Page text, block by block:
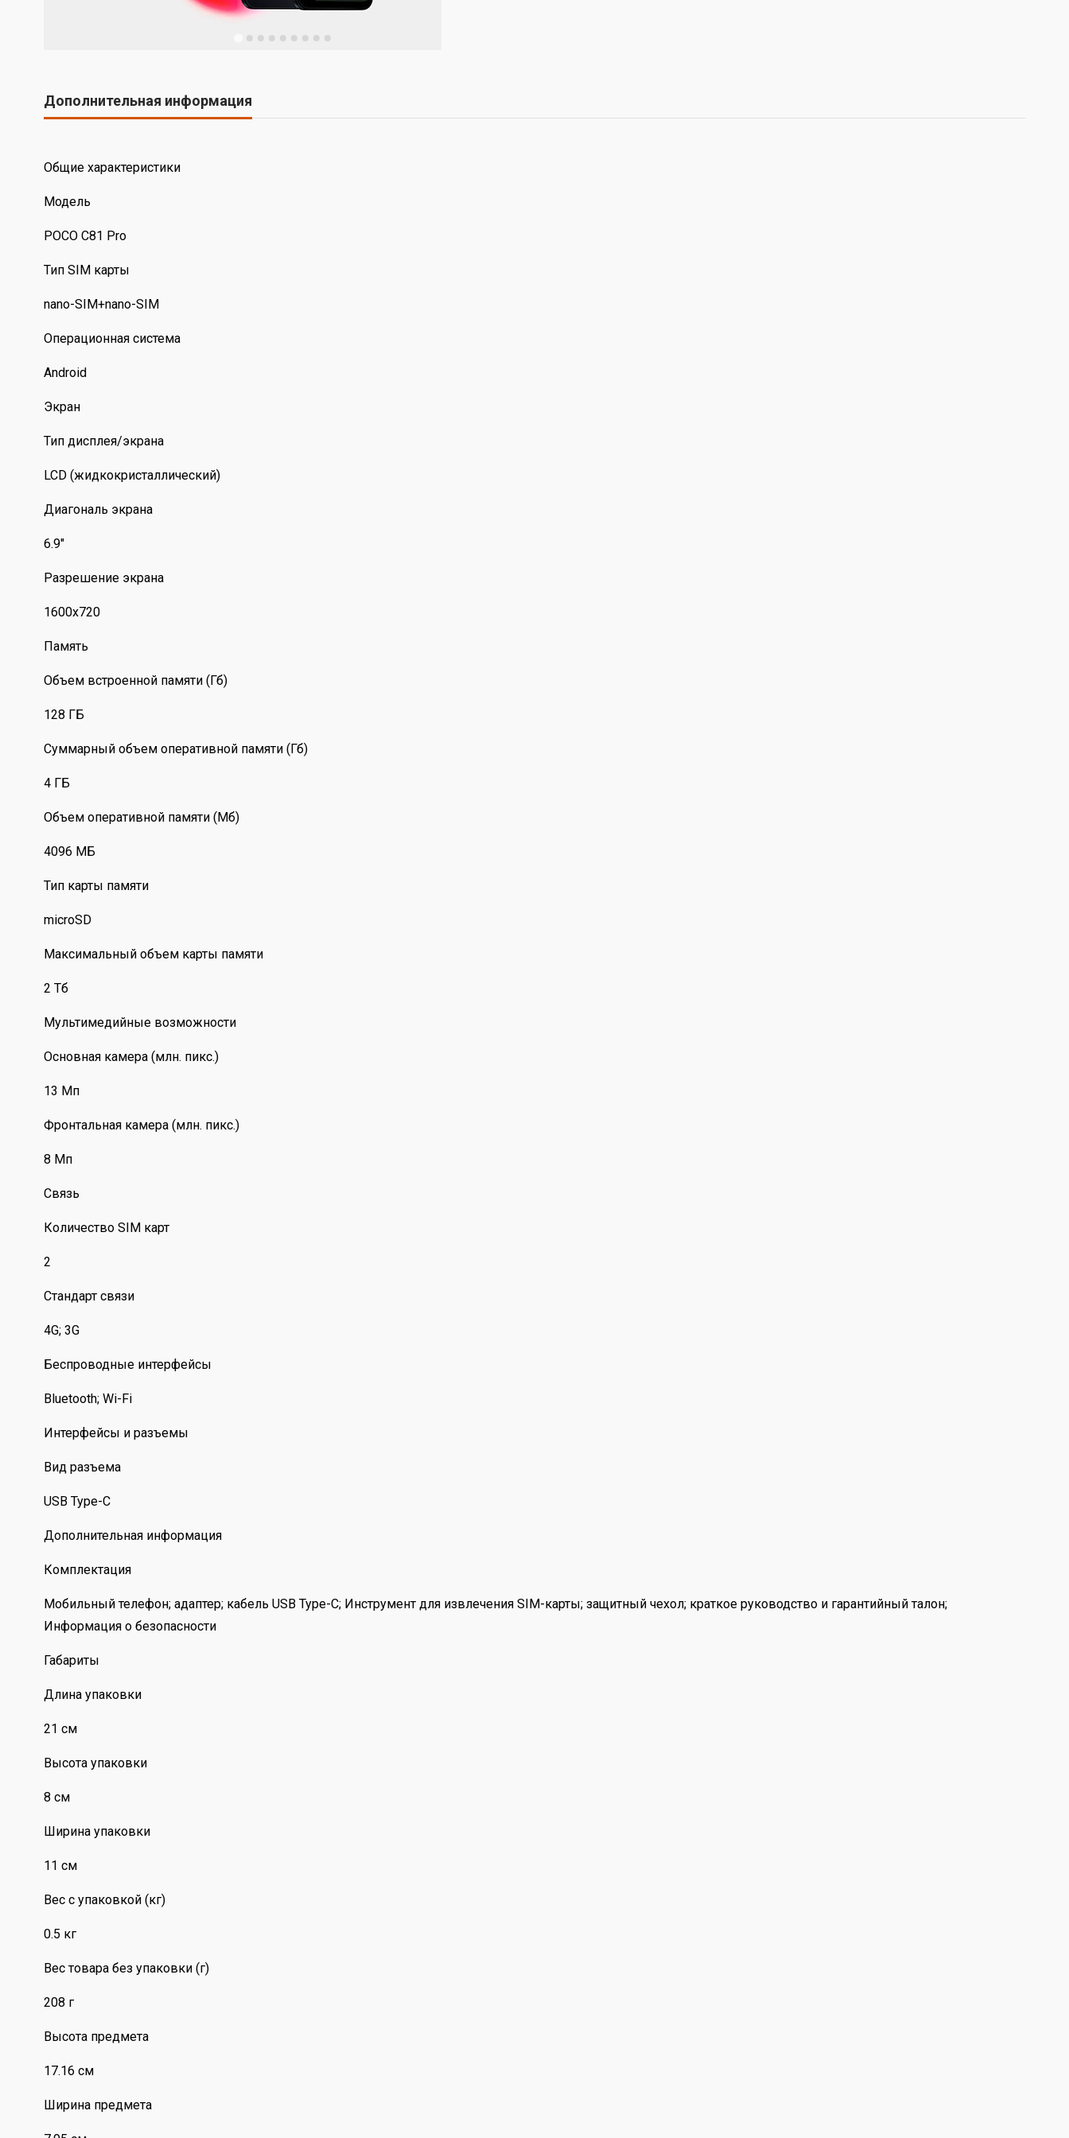
Дополнительная информация
Общие характеристики
Модель
POCO C81 Pro
Тип SIM карты
nano-SIM+nano-SIM
Операционная система
Android
Экран
Тип дисплея/экрана
LCD (жидкокристаллический)
Диагональ экрана
6.9"
Разрешение экрана
1600х720
Память
Объем встроенной памяти (Гб)
128 ГБ
Суммарный объем оперативной памяти (Гб)
4 ГБ
Объем оперативной памяти (Мб)
4096 МБ
Тип карты памяти
microSD
Максимальный объем карты памяти
2 Тб
Мультимедийные возможности
Основная камера (млн. пикс.)
13 Мп
Фронтальная камера (млн. пикс.)
8 Мп
Связь
Количество SIM карт
2
Стандарт связи
4G; 3G
Беспроводные интерфейсы
Bluetooth; Wi-Fi
Интерфейсы и разъемы
Вид разъема
USB Type-C
Дополнительная информация
Комплектация
Мобильный телефон; адаптер; кабель USB Type-C; Инструмент для извлечения SIM-карты; защитный чехол; краткое руководство и гарантийный талон;
Информация о безопасности
Габариты
Длина упаковки
21 см
Высота упаковки
8 см
Ширина упаковки
11 см
Вес с упаковкой (кг)
0.5 кг
Вес товара без упаковки (г)
208 г
Высота предмета
17.16 см
Ширина предмета